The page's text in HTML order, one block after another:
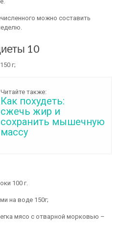
можно составить
10
г;
Читайте также:
Как похудеть:
сжечь жир и
сохранить мышечную
массу
100 г.
на воде 150г;
мясо с отварной морковью –